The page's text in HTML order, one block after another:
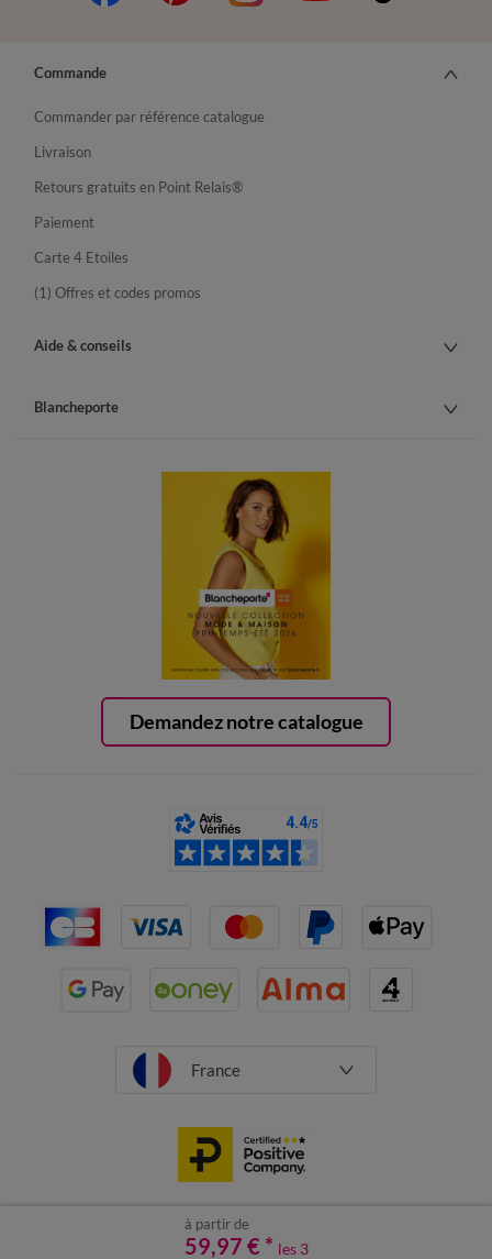
à partir de
59,97 € * les 3
Demandez notre catalogue
Commande
Commander par référence catalogue
Livraison
Retours gratuits en Point Relais®
Paiement
Carte 4 Etoiles
(1) Offres et codes promos
Aide & conseils
Blancheporte
France
Mentions légales Données personnelles